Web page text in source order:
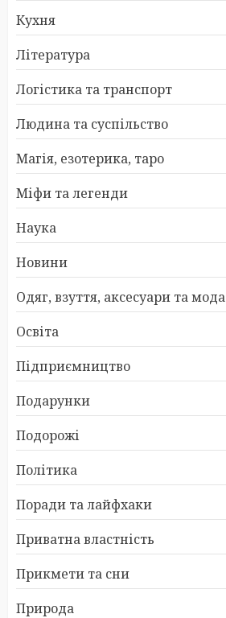
Кухня
Література
Логістика та транспорт
Людина та суспільство
Магія, езотерика, таро
Міфи та легенди
Наука
Новини
Одяг, взуття, аксесуари та мода
Освіта
Підприємництво
Подарунки
Подорожі
Політика
Поради та лайфхаки
Приватна властність
Прикмети та сни
Природа